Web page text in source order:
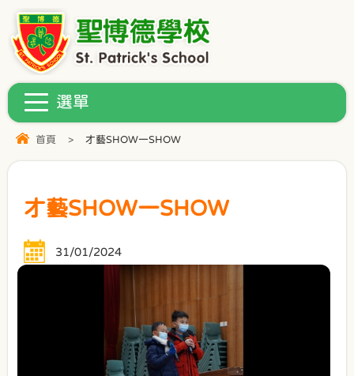
首頁 > 才藝SHOW一SHOW
才藝SHOW一SHOW
31/01/2024